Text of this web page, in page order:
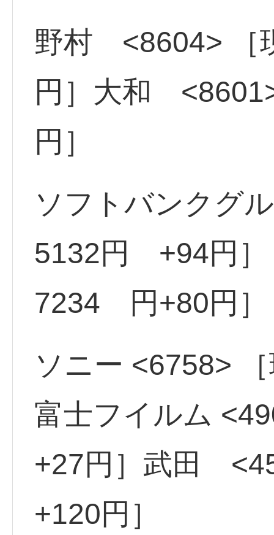
野村 <8604> ［
円］大和
円］
ソフトバンクグ
5132円 +94円］
7234 円+80円］
ソニー <6758>
富士フイルム
+27円］武田
+120円］